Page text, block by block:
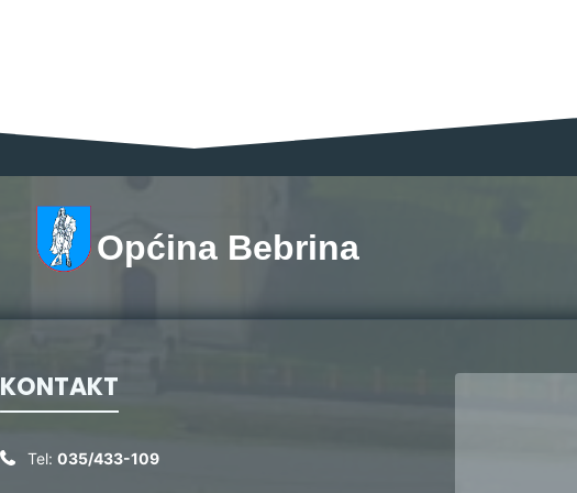
Općina Bebrina
KONTAKT
Tel:035/433-109